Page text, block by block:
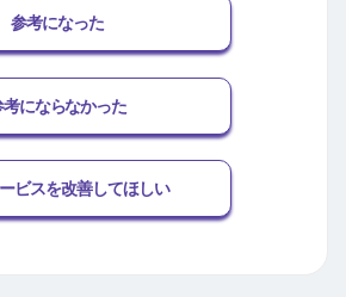
参考になった
考にならなかった
ビスを改善してほしい